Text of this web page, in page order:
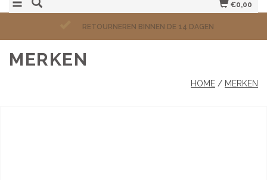
€0,00
RETOURNEREN BINNEN DE 14 DAGEN
MERKEN
HOME / MERKEN